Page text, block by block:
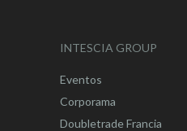
INTESCIA GROUP
Eventos
Corporama
Doubletrade Francia